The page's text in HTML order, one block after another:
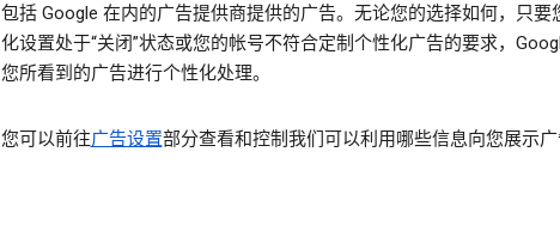
包括 Google 在内的广告提供商提供的广告。无论您的选择如何，只要
化设置处于“关闭”状态或您的帐号不符合定制个性化广告的要求，
您所看到的广告进行个性化处理。
您可以前往广告设置部分查看和控制我们可以利用哪些信息向您展示广